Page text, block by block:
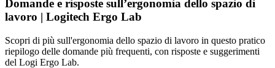
Domande e risposte sull’ergonomia dello spazio di
lavoro | Logitech Ergo Lab
Scopri di più sull'ergonomia dello spazio di lavoro in questo pratico
riepilogo delle domande più frequenti, con risposte e suggerimenti
del Logi Ergo Lab.